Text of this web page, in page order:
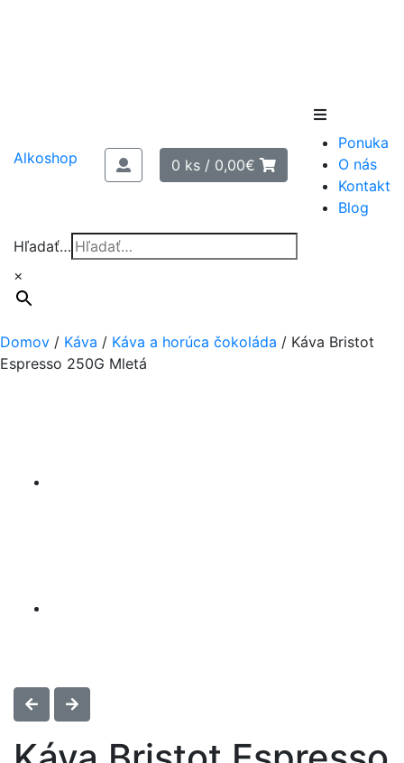
content
Alkoshop 0 ks / 0,00€
Ponuka
O nás
Kontakt
Blog
Hľadať…
×
Domov / Káva / Káva a horúca čokoláda / Káva Bristot
Espresso 250G Mletá